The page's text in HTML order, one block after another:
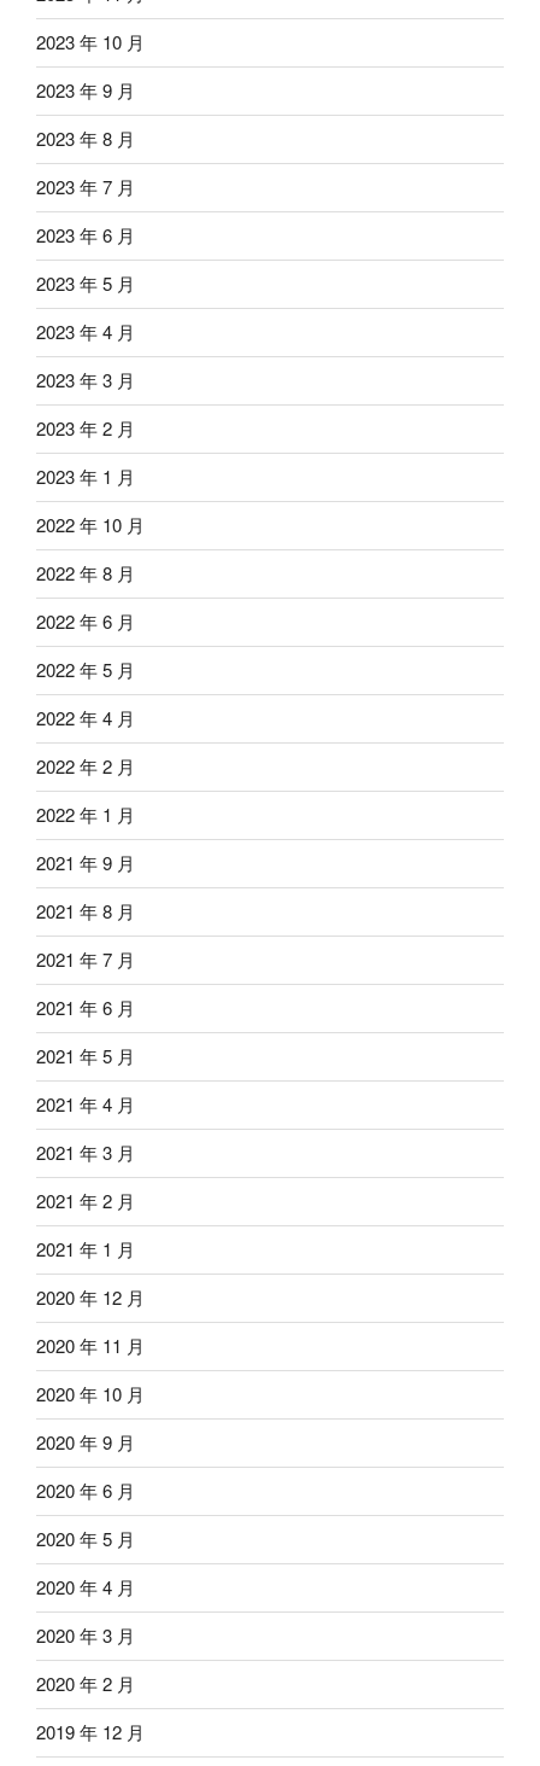
2023 年 10 月
2023 年 9 月
2023 年 8 月
2023 年 7 月
2023 年 6 月
2023 年 5 月
2023 年 4 月
2023 年 3 月
2023 年 2 月
2023 年 1 月
2022 年 10 月
2022 年 8 月
2022 年 6 月
2022 年 5 月
2022 年 4 月
2022 年 2 月
2022 年 1 月
2021 年 9 月
2021 年 8 月
2021 年 7 月
2021 年 6 月
2021 年 5 月
2021 年 4 月
2021 年 3 月
2021 年 2 月
2021 年 1 月
2020 年 12 月
2020 年 11 月
2020 年 10 月
2020 年 9 月
2020 年 6 月
2020 年 5 月
2020 年 4 月
2020 年 3 月
2020 年 2 月
2019 年 12 月